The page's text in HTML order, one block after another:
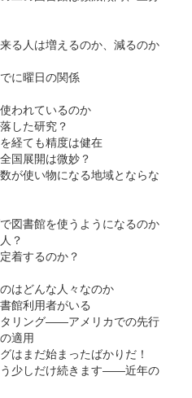
る人は増えるのか、減るのか
に曜日の関係
われているのか
た研究？
ても精度は健在
展開は微妙？
使い物になる地域とならな
図書館を使うようになるのか
？
着するのか？
はどんな人々なのか
館利用者がいる
リング――アメリカでの先行
適用
まだ始まったばかりだ！
少しだけ続きます――近年の